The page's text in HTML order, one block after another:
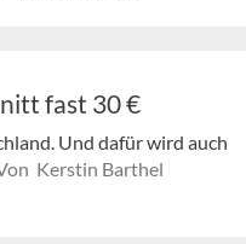
fast 30 €
Und dafür wird auch
Kerstin Barthel